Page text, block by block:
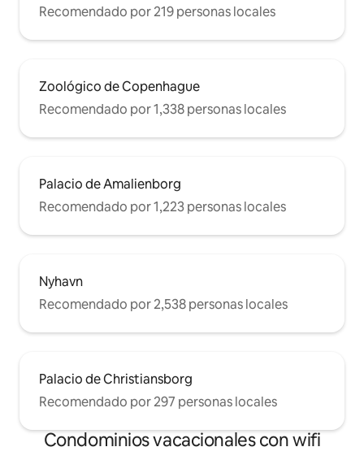
Recomendado por 219 personas locales
Zoológico de Copenhague
Recomendado por 1,338 personas locales
Palacio de Amalienborg
Recomendado por 1,223 personas locales
Nyhavn
Recomendado por 2,538 personas locales
Palacio de Christiansborg
Recomendado por 297 personas locales
Condominios vacacionales con wifi